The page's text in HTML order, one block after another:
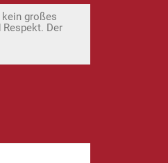
kein großes
Der